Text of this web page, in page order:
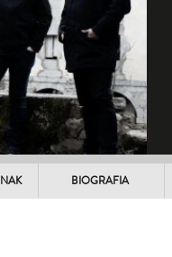
BIOGRAFIA